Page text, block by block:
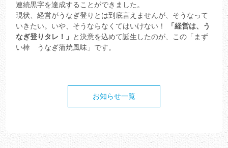
連続黒字を達成することができました。
現状、経営がうなぎ登りとは到底言えませんが、そうなって
いきたい。いや、そうならなくてはいけない！
「経営は、う
なぎ登りタレ！」 と決意を込めて誕生したのが、この「まず
い棒 うなぎ蒲焼風味」です。
お知らせ一覧